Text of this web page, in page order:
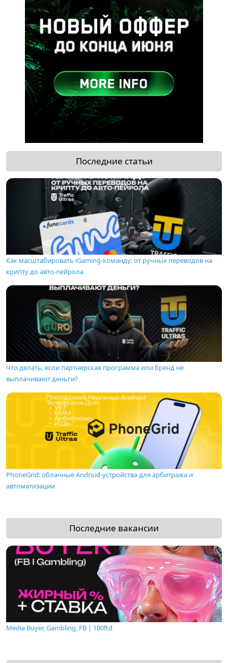
Последние статьи
Как масштабировать iGaming-команду: от ручных переводов на
крипту до авто-пейрола
Что делать, если партнерская программа или бренд не
выплачивают деньги?
PhoneGrid: облачные Android-устройства для арбитража и
автоматизации
Последние вакансии
Media Buyer, Gambling, FB | 100ftd